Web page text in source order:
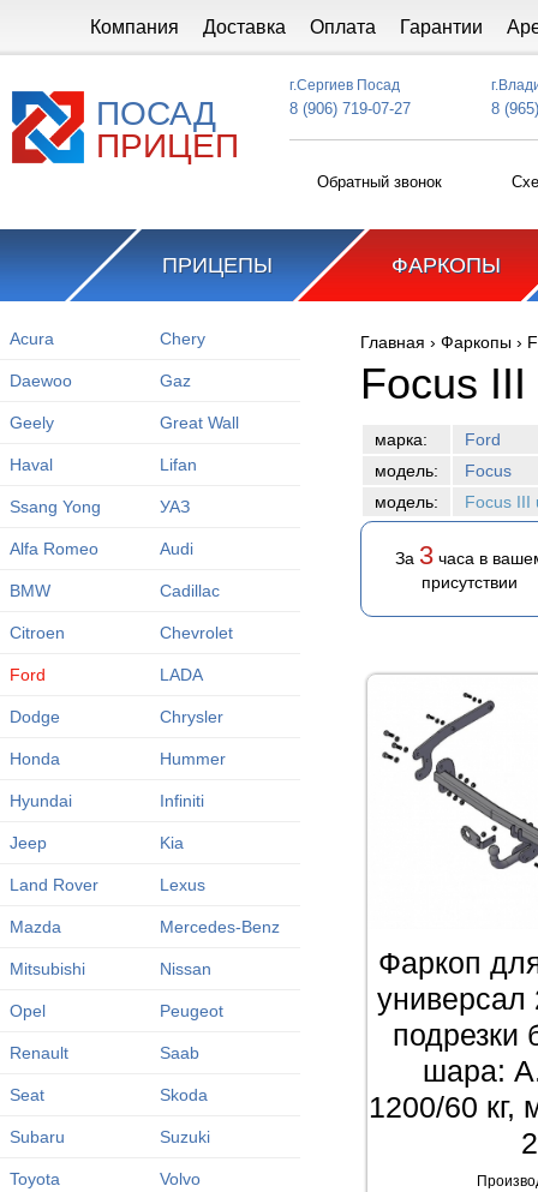
Компания Доставка Оплата Гарантии
ПОСАД
ПРИЦЕП
г.Сергиев Посад
8 (906) 719-07-27 8
Обратный звонок
ПРИЦЕПЫ ФАРКОПЫ
Acura Chery
Daewoo Gaz
Geely Great Wall
Haval Lifan
Ssang Yong УАЗ
Alfa Romeo Audi
BMW Cadillac
Citroen Chevrolet
Ford LADA
Dodge Chrysler
Honda Hummer
Hyundai Infiniti
Jeep Kia
Land Rover Lexus
Mazda Mercedes-Benz
Mitsubishi Nissan
Opel Peugeot
Renault Saab
Seat Skoda
Subaru Suzuki
Toyota Volvo
Вы здесь
Главная › Фаркопы ›
Focus
марка:
Ford
модель:
Focus
модель:
Focus III
За 3часа в
присутствии
Фаркоп
универсал
подрезки
шара:
1200/60 кг,